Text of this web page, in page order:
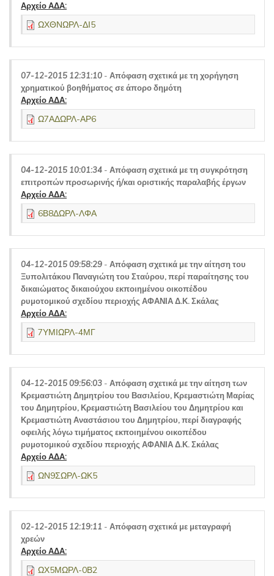
Αρχείο ΑΔΑ:
ΩΧΘΝΩΡΛ-ΔΙ5
07-12-2015 12:31:10 - Απόφαση σχετικά με τη χορήγηση
χρηματικού βοηθήματος σε άπορο δημότη
Αρχείο ΑΔΑ:
Ω7ΑΔΩΡΛ-ΑΡ6
04-12-2015 10:01:34 - Απόφαση σχετικά με τη συγκρότηση
επιτροπών προσωρινής ή/και οριστικής παραλαβής έργων
Αρχείο ΑΔΑ:
6Β8ΔΩΡΛ-ΛΦΑ
04-12-2015 09:58:29 - Απόφαση σχετικά με την αίτηση του
Ξυπολιτάκου Παναγιώτη του Σταύρου, περί παραίτησης του
δικαιώματος δικαιούχου εκποιημένου οικοπέδου
ρυμοτομικού σχεδίου περιοχής ΑΦΑΝΙΑ Δ.Κ. Σκάλας
Αρχείο ΑΔΑ:
7ΥΜΙΩΡΛ-4ΜΓ
04-12-2015 09:56:03 - Απόφαση σχετικά με την αίτηση των
Κρεμαστιώτη Δημητρίου του Βασιλείου, Κρεμαστιώτη Μαρίας
του Δημητρίου, Κρεμαστιώτη Βασιλείου του Δημητρίου και
Κρεμαστιώτη Αναστάσιου του Δημητρίου, περί διαγραφής
οφειλής λόγω τιμήματος εκποιημένου οικοπέδου
ρυμοτομικού σχεδίου περιοχής ΑΦΑΝΙΑ Δ.Κ. Σκάλας
Αρχείο ΑΔΑ:
ΩΝ9ΣΩΡΛ-ΩΚ5
02-12-2015 12:19:11 - Απόφαση σχετικά με μεταγραφή
χρεών
Αρχείο ΑΔΑ:
ΩΧ5ΜΩΡΛ-0Β2